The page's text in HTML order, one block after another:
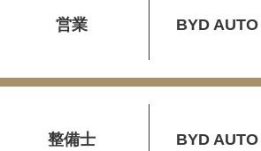
営業 BYD
整備士 BYD